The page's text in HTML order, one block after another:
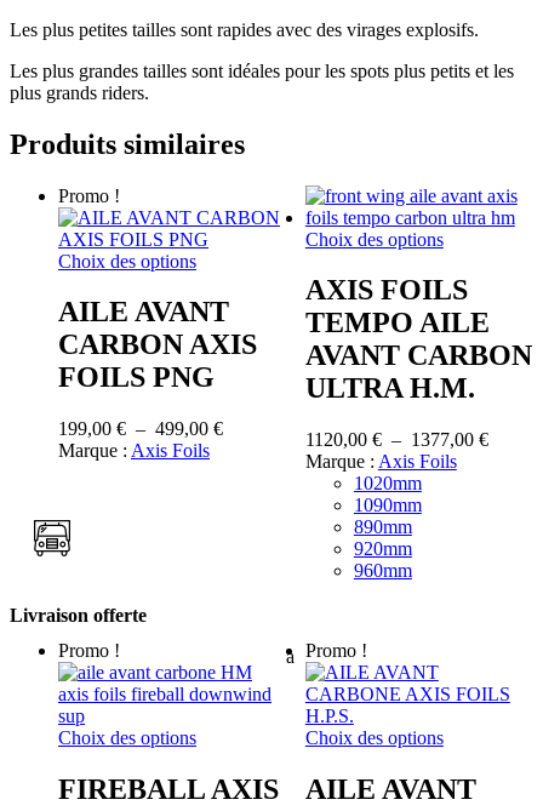
Les plus petites tailles sont rapides avec des virages explosifs.
Les plus grandes tailles sont idéales pour les spots plus petits et les
plus grands riders.
Produits similaires
Promo !
Choix des optionsCe
a
plusieurs
variations.
Les
options
être
choisies
AILE AVANT
CARBON AXIS
FOILS PNG
199,00 € – 499,00 €Plage
Marque : Axis Foils
Choix des optionsCe
a
plusieurs
variations.
Les
options
peuvent
choisies
sur
AXIS FOILS
TEMPO AILE
AVANT CARBON
ULTRA H.M.
1120,00 € – 1377,00 €Plage
Marque : Axis Foils
1020mm
1090mm
890mm
920mm
960mm
Promo !
Choix des optionsCe
a
plusieurs
FIREBALL AXIS
Promo !
Choix des optionsCe
a
plusieurs
AILE AVANT
Livraison offerte
à